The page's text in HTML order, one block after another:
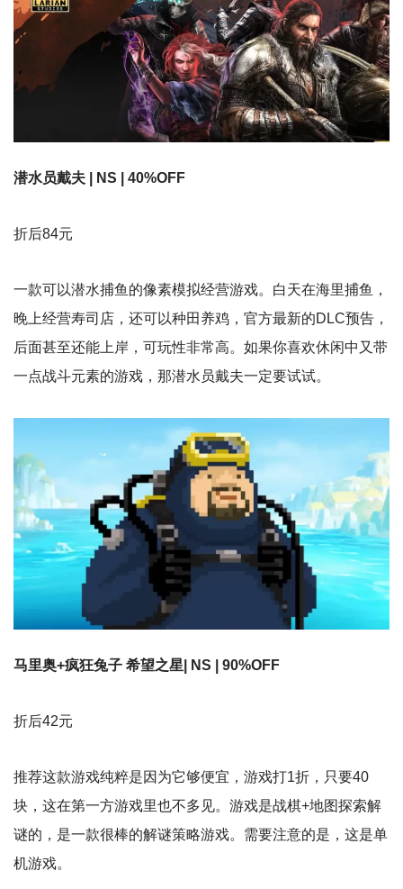
潜水员戴夫 | NS | 40%OFF
折后84元
一款可以潜水捕鱼的像素模拟经营游戏。白天在海里捕鱼，
晚上经营寿司店，还可以种田养鸡，官方最新的DLC预告，
后面甚至还能上岸，可玩性非常高。如果你喜欢休闲中又带
一点战斗元素的游戏，那潜水员戴夫一定要试试。
马里奥+疯狂兔子 希望之星| NS | 90%OFF
折后42元
推荐这款游戏纯粹是因为它够便宜，游戏打1折，只要40
块，这在第一方游戏里也不多见。游戏是战棋+地图探索解
谜的，是一款很棒的解谜策略游戏。需要注意的是，这是单
机游戏。